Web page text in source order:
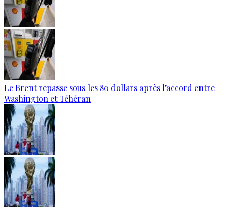
Le Brent repasse sous les 80 dollars après l’accord entre
Washington et Téhéran